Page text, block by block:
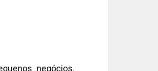
negócios.